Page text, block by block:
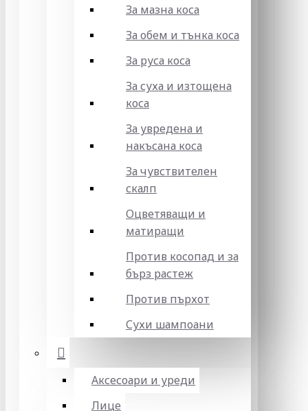
За мазна коса
За обем и тънка коса
За руса коса
За суха и изтощена
коса
За увредена и
накъсана коса
За чувствителен
скалп
Оцветяващи и
матиращи
Против косопад и за
бърз растеж
Против пърхот
Сухи шампоани
Аксесоари и уреди
Лице